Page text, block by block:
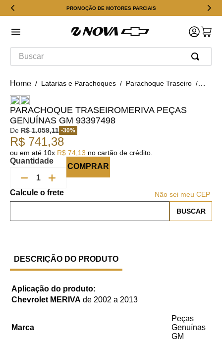
PROMOÇÃO DE MOTORES PARCIAIS
Buscar
Latarias e Parachoques Parachoque Traseiro
PARACHOQUE TRASEIROMERIVA PEÇAS
GENUÍNAS GM 93397498
De R$ 1.059,11 -30%
R$ 741,38
ou em até 10x R$ 74 13 no cartão de crédito.
Quantidade
COMPRAR
Não sei meu CEP
DESCRIÇÃO DO PRODUTO
Aplicação do produto:
Chevrolet MERIVA de 2002 a 2013
Marca
Peças
Genuínas
GM